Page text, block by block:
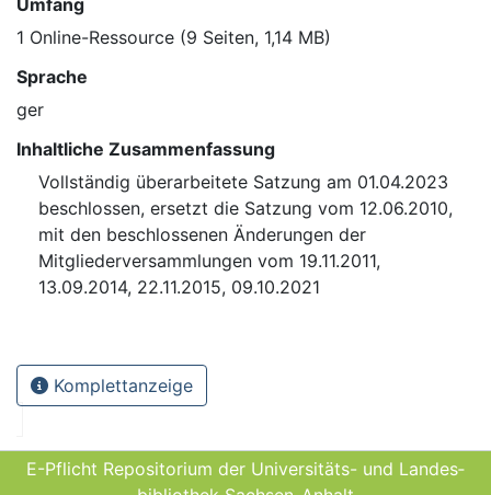
Umfang
1 Online-Ressource (9 Seiten, 1,14 MB)
Sprache
ger
Inhaltliche Zusammenfassung
Vollständig überarbeitete Satzung am 01.04.2023
beschlossen, ersetzt die Satzung vom 12.06.2010,
mit den beschlossenen Änderungen der
Mitgliederversammlungen vom 19.11.2011,
13.09.2014, 22.11.2015, 09.10.2021
Komplettanzeige
E-Pflicht Repositorium der Universitäts- und Landes­